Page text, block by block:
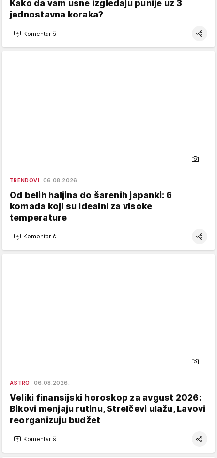
Kako da vam usne izgledaju punije uz 3
jednostavna koraka?
Komentariši
TRENDOVI 06.08.2026.
Od belih haljina do šarenih japanki: 6
komada koji su idealni za visoke
temperature
Komentariši
ASTRO 06.08.2026.
Veliki finansijski horoskop za avgust 2026:
Bikovi menjaju rutinu, Strelčevi ulažu, Lavovi
reorganizuju budžet
Komentariši